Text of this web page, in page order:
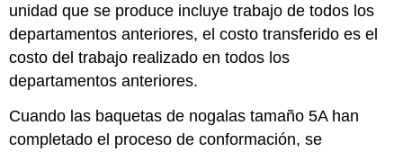
unidad que se produce incluye trabajo de todos los
departamentos anteriores, el costo transferido es el
costo del trabajo realizado en todos los
departamentos anteriores.
Cuando las baquetas de nogalas tamaño 5A han
completado el proceso de conformación, se